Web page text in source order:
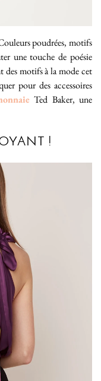
poudrées, motifs
une touche de poésie
des motifs à la mode cet
pour des accessoires
Ted Baker, une
!